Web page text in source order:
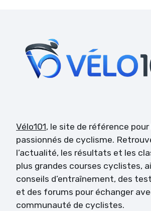
Vélo101, le site de référence pour
passionnés de cyclisme.
l’actualité, les résultats et les
plus grandes courses cyclistes,
conseils d’entraînement, des
et des forums pour échanger
communauté de cyclistes.